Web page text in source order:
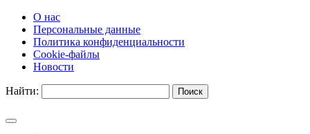
О нас
Персональные данные
Политика конфиденциальности
Cookie-файлы
Новости
Найти: